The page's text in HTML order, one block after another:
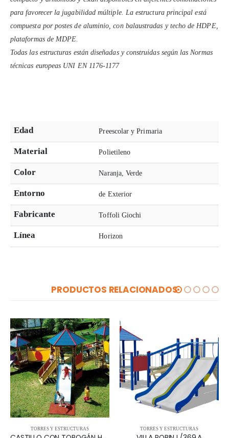
para favorecer la jugabilidad múltiple. La estructura principal está
compuesta por postes de aluminio, con balaustradas y techo de HDPE,
plataformas de MDPE.
Todas las estructuras están diseñadas y construidas según las Normas
técnicas europeas UNI EN 1176-1177
Edad Preescolar y Primaria
Material Polietileno
Color Naranja, Verde
Entorno de Exterior
Fabricante Toffoli Giochi
Línea Horizon
PRODUCTOS RELACIONADOS
TORRES Y ESTRUCTURAS TORRES Y ESTRUCTURAS